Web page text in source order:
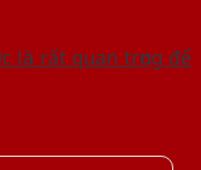
là rất quan trọng để